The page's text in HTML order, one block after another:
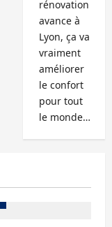
rénovation
avance à
Lyon, ça va
vraiment
améliorer
le confort
pour tout
le monde…